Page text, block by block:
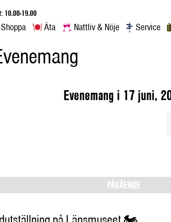
10.00-19.00
Shoppa Äta Nattliv & Nöje Service
Evenemang i 17 juni,
PÅGÅENDE